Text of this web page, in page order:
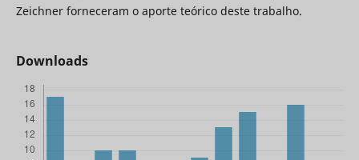
Zeichner forneceram o aporte teórico deste trabalho.
Downloads